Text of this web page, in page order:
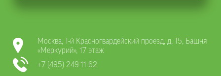
Москва, 1-й Красногвардейский проезд, д. 15, Башня
«Меркурий», 17 этаж
+7 (495) 249-11-62